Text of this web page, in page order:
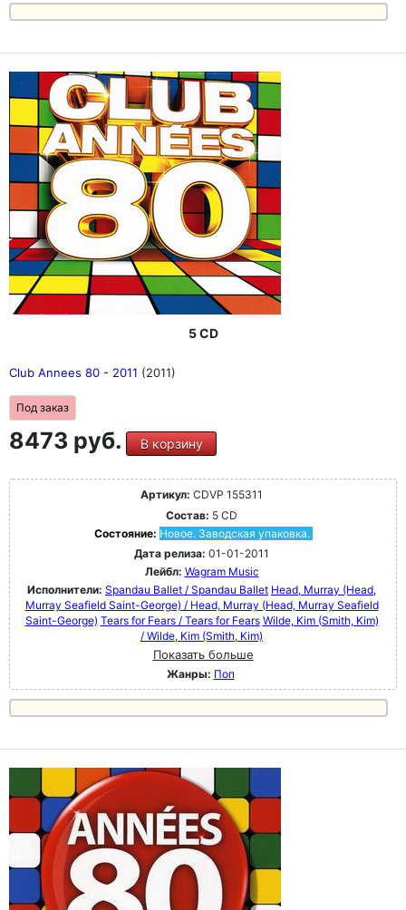
5 CD
Club Annees 80 - 2011 (2011)
Под заказ
8473 руб. В корзину
Артикул: CDVP 155311
Состав: 5 CD
Состояние: Новое. Заводская упаковка.
Дата релиза: 01-01-2011
Лейбл: Wagram Music
Исполнители: Spandau Ballet / Spandau Ballet Head, Murray (Head,
Murray Seafield Saint-George) / Head, Murray (Head, Murray Seafield
Saint-George) Tears for Fears / Tears for Fears Wilde, Kim (Smith, Kim)
/ Wilde, Kim (Smith, Kim)
Показать больше
Жанры: Поп